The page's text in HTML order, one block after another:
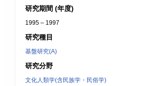
研究期間 (年度)
1995 – 1997
研究種目
基盤研究(A)
研究分野
文化人類学(含民族学・民俗学)